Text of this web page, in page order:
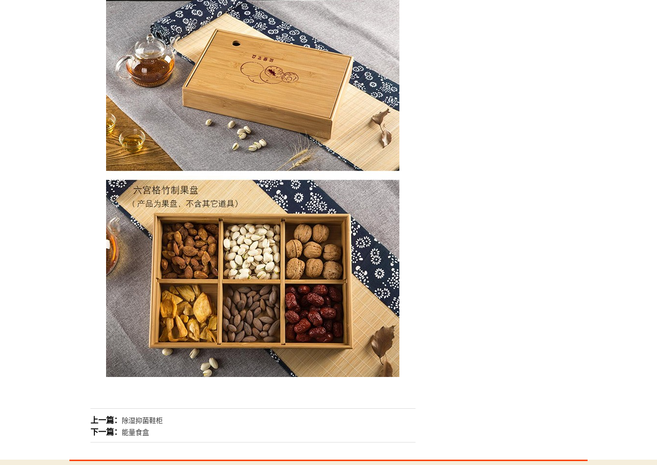
上一篇： 除湿抑菌鞋柜
下一篇： 能量食盒